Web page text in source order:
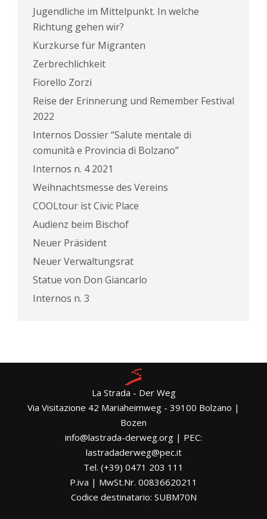
Jugendliche im Mittelpunkt. In welche
Richtung gehen wir?
Kurzkurse für Migranten
Zerbrechlichkeit
Fiorello Zorzi
Reise der Erinnerung und Remember Festival
2022
Internos Dossier “Salute mentale di
comunità e Provincia di Bolzano”
Internos n. 4 2021
Weihnachtsmesse des Vereins
COOLtour ist Civic Place
Audienz beim Bischof
Neuer Präsident
Neuer Verwaltungsrat
Statue von Don Giancarlo
Internos n. 3
La Strada - Der Weg
Via Visitazione 42 Mariaheimweg - 39100 Bolzano |
Bozen
info@lastrada-derweg.org | PEC:
lastradaderweg@pec.it
Tel. (+39) 0471 203 111
P.iva | MwSt.Nr. 00836620211
Codice destinatario: SUBM70N